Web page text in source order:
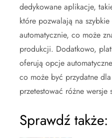
dedykowane aplikacje,
które pozwalają na
automatycznie, co może
produkcji. Dodatkowo,
oferują opcje
co może być przydatne
przetestować różne
Sprawdź także: